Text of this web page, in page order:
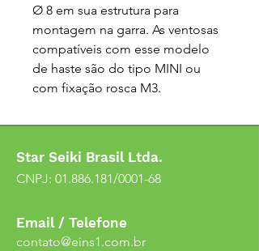
Ø 8 em sua estrutura para
montagem na garra. As ventosas
compatíveis com esse modelo
de haste são do tipo MINI ou
com fixação rosca M3.
Star Seiki Brasil Ltda.
CNPJ: 01.886.181/0001-68
Email / Telefone
contato@eins1.com.br